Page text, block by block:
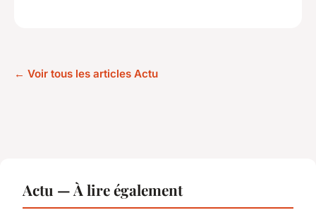
← Voir tous les articles Actu
Actu — À lire également